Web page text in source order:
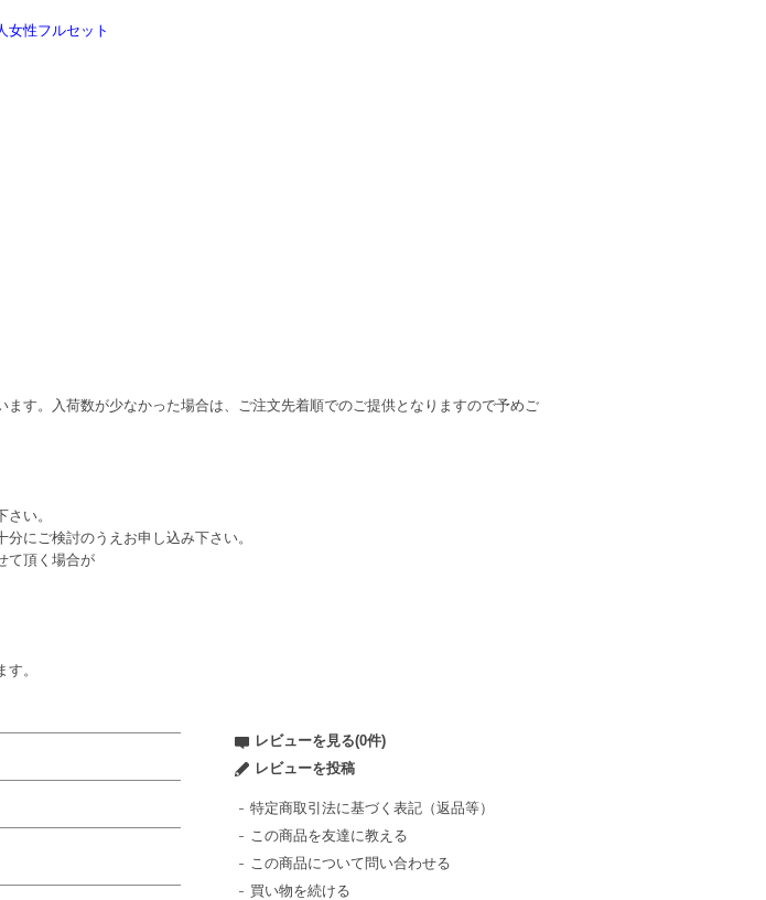
女性フルセット
す。入荷数が少なかった場合は、ご注文先着順でのご提供となりますので予めご
い。
にご検討のうえお申し込み下さい。
て頂く場合が
。
レビューを見る(0件)
レビューを投稿
特定商取引法に基づく表記（返品等）
この商品を友達に教える
この商品について問い合わせる
買い物を続ける